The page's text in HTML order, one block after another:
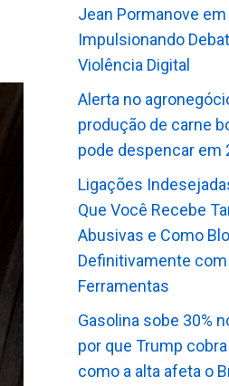
Jean Pormanove em
Impulsionando
Violência Digital
Alerta no
produção de carne
pode despencar em
Ligações
Que Você Recebe
Abusivas e Como
Definitivamente
Ferramentas
Gasolina sobe 30%
por que Trump
como a alta afeta o